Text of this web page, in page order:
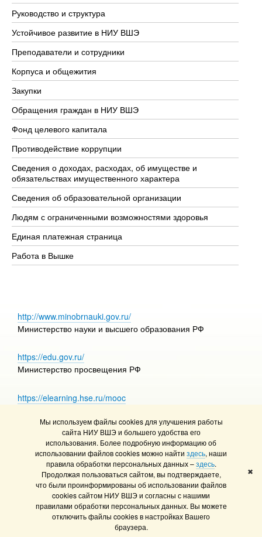
Мы используем файлы cookies для улучшения работы
сайта НИУ ВШЭ и большего удобства его
использования. Более подробную информацию об
использовании файлов cookies можно найти здесь, наши
правила обработки персональных данных –здесь.
Продолжая пользоваться сайтом, вы подтверждаете,
что были проинформированы об использовании файлов
cookies сайтом НИУ ВШЭ и согласны с нашими
правилами обработки персональных данных. Вы можете
отключить файлы cookies в настройках Вашего
браузера.
✖
Руководство и структура
Устойчивое развитие в НИУ ВШЭ
Преподаватели и сотрудники
Корпуса и общежития
Закупки
Обращения граждан в НИУ ВШЭ
Фонд целевого капитала
Противодействие коррупции
Сведения о доходах, расходах, об имуществе и
обязательствах имущественного характера
Сведения об образовательной организации
Людям с ограниченными возможностями здоровья
Единая платежная страница
Работа в Вышке
http://www.minobrnauki.gov.ru/
Министерство науки и высшего образования РФ
https://edu.gov.ru/
Министерство просвещения РФ
https://elearning.hse.ru/mooc
© НИУ ВШЭ 1993–2026
Адреса и контакты
Условия использования материалов
Политика конфиденциальности
Правила применения рекомендательных технологий в НИУ ВШЭ
Карта сайта